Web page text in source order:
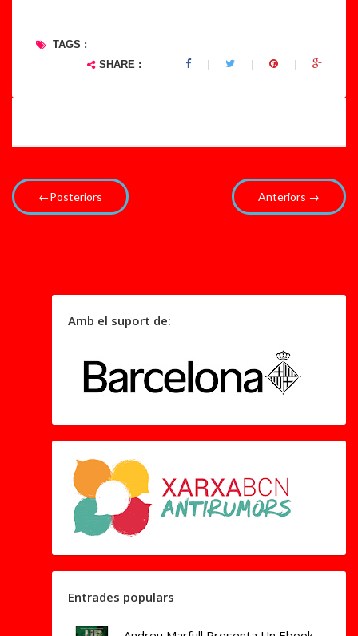
TAGS :
SHARE :
←Posteriors Anteriors →
Amb el suport de:
Entrades populars